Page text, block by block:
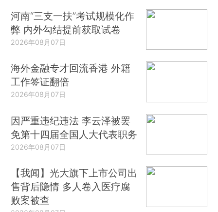
河南“三支一扶”考试规模化作
弊 内外勾结提前获取试卷
2026年08月07日
海外金融专才回流香港 外籍
工作签证翻倍
2026年08月07日
因严重违纪违法 李云泽被罢
免第十四届全国人大代表职务
2026年08月07日
【我闻】光大旗下上市公司出
售背后隐情 多人卷入医疗腐
败案被查